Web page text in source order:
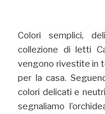
Colori semplici,
collezione di letti
vengono rivestite in
per la casa.
colori delicati e
segnaliamo